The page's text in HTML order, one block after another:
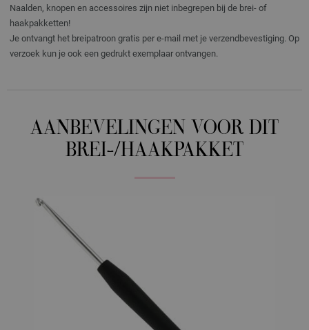
Naalden, knopen en accessoires zijn niet inbegrepen bij de brei- of
haakpakketten!
Je ontvangt het breipatroon gratis per e-mail met je verzendbevestiging. Op
verzoek kun je ook een gedrukt exemplaar ontvangen.
AANBEVELINGEN VOOR DIT
BREI-/HAAKPAKKET